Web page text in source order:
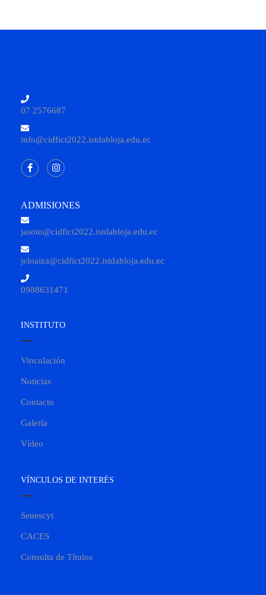
07 2576687
info@cidfict2022.istdabloja.edu.ec
ADMISIONES
jasoto@cidfict2022.istdabloja.edu.ec
jeloaiza@cidfict2022.istdabloja.edu.ec
0988631471
INSTITUTO
Vinculación
Noticias
Contacto
Galería
Vídeo
VÍNCULOS DE INTERÉS
Senescyt
CACES
Consulta de Títulos